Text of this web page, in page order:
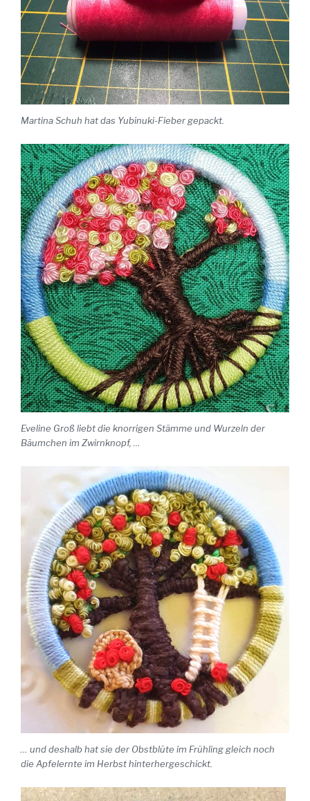
Martina Schuh hat das Yubinuki-Fieber gepackt.
Eveline Groß liebt die knorrigen Stämme und Wurzeln der
Bäumchen im Zwirnknopf, …
… und deshalb hat sie der Obstblüte im Frühling gleich noch
die Apfelernte im Herbst hinterhergeschickt.